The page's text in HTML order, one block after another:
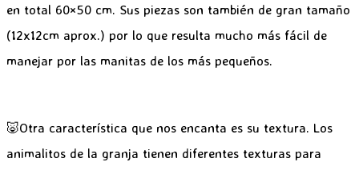
en total 60×50 cm. Sus piezas son también de gran tamaño
(12x12cm aprox.) por lo que resulta mucho más fácil de
manejar por las manitas de los más pequeños.
🐷Otra característica que nos encanta es su textura. Los
animalitos de la granja tienen diferentes texturas para